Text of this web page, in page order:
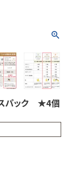
スパック ★4個